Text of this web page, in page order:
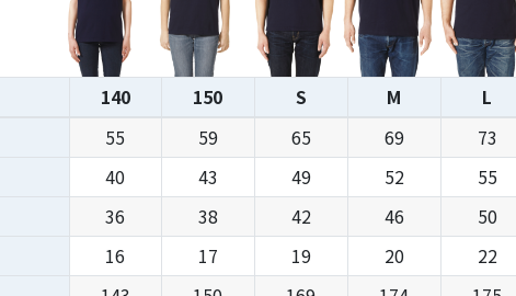
140 150 S M L
55 59 65 69 73
40 43 49 52 55
36 38 42 46 50
16 17 19 20 22